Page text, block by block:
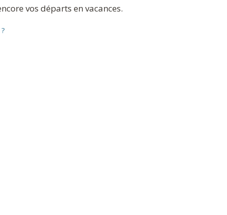
vos départs en vacances.